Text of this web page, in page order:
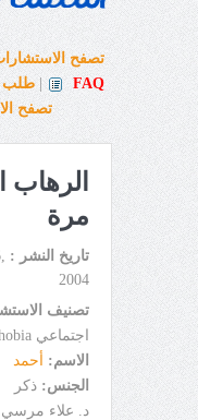
تصفح
FAQ
طلب
تصفح
الرهاب
مرة
تاريخ النشر :
2004
تصنيف
اجتماعي Social Phobia
الاسم:
أحمد
الجنس: ذكر
د. علاء مرسي